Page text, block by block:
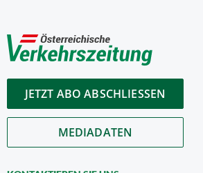
JETZT ABO ABSCHLIESSEN
MEDIADATEN